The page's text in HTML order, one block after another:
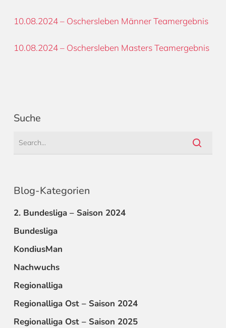
10.08.2024 – Oschersleben Männer Teamergebnis
10.08.2024 – Oschersleben Masters Teamergebnis
Suche
Blog-Kategorien
2. Bundesliga – Saison 2024
Bundesliga
KondiusMan
Nachwuchs
Regionalliga
Regionalliga Ost – Saison 2024
Regionalliga Ost – Saison 2025